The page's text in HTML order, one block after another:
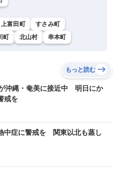
上富田町
すさみ町
町 北山村 串本町
もっと読む
沖縄・奄美に接近中 明日にか
戒を
中症に警戒を 関東以北も蒸し